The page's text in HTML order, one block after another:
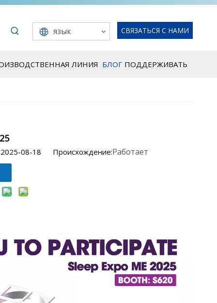
язык СВЯЗАТЬСЯ С НАМИ
ЛИНИЯ БЛОГ ПОДДЕРЖИВАТЬ
2025-08-18 Происхождение:Работает